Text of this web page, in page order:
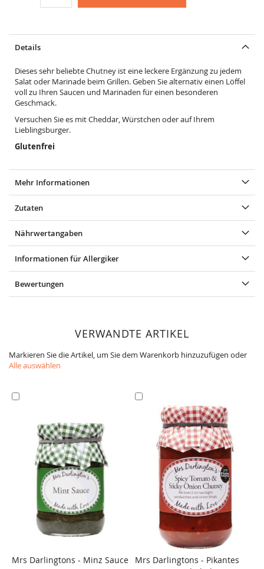
Details
Dieses sehr beliebte Chutney ist eine leckere Ergänzung zu jedem
Salat oder Marinade beim Grillen.Geben Sie alternativ einen Löffel
voll zu Ihren Saucen und Marinaden für einen besonderen
Geschmack.
Versuchen Sie es mit Cheddar, Würstchen oder auf Ihrem
Lieblingsburger.
Glutenfrei
Mehr Informationen
Zutaten
Nährwertangaben
Informationen für Allergiker
Bewertungen
VERWANDTE ARTIKEL
Markieren Sie die Artikel, um Sie dem Warenkorb hinzuzufügen oder
Alle auswählen
Mrs Darlingtons - Minz Sauce
Warenkorb
Mrs Darlingtons - Pikantes